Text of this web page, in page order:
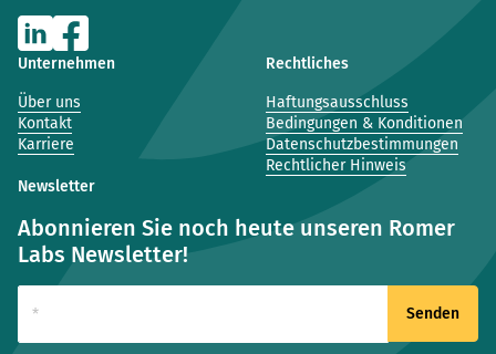
Unternehmen
Über uns
Kontakt
Karriere
Rechtliches
Haftungsausschluss
Bedingungen & Konditionen
Datenschutzbestimmungen
Rechtlicher Hinweis
Newsletter
Abonnieren Sie noch heute unseren Romer
Labs Newsletter!